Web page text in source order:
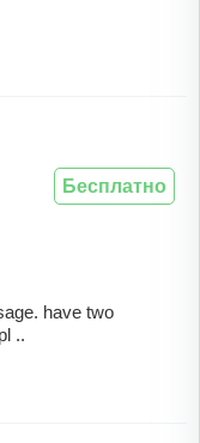
have two
..
Бесплатно